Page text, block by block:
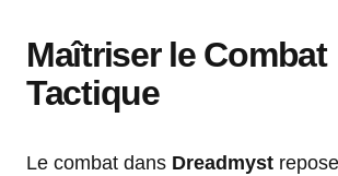
Maîtriser le Combat
Tactique
Le combat dans Dreadmyst